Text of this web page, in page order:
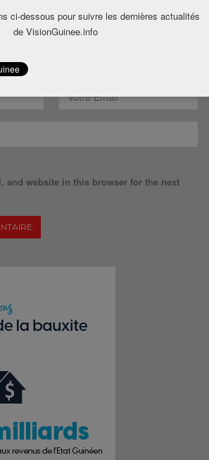
and website in this browser for the next
ci-dessous pour suivre les dernières actualités
de VisionGuinee.info